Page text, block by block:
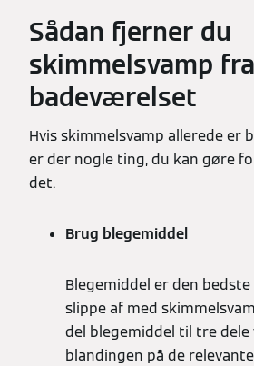
Sådan fjerner du
skimmelsvamp fra
badeværelset
Hvis skimmelsvamp allerede er
er der nogle ting, du kan gøre
det.
Brug blegemiddel
Blegemiddel er den
slippe af med
del blegemiddel til tre dele
blandingen på de